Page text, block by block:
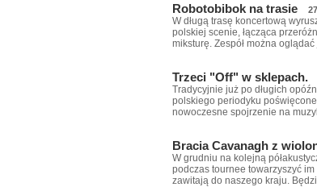
Robotobibok na trasie
W długą trasę koncertową
polskiej scenie, łącząca
miksturę. Zespół można
Trzeci "Off" w sklepach.
Tradycyjnie już po długich
polskiego periodyku
nowoczesne spojrzenie na
Bracia Cavanagh z
W grudniu na kolejną
podczas tournee towarzyszyć
zawitają do naszego kraju.